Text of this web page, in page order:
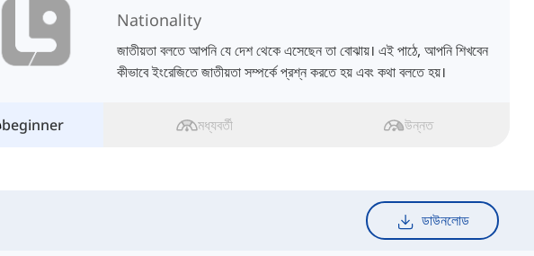
Nationality
জাতীয়তা বলতে আপনি যে দেশ থেকে এসেছেন তা বোঝায়। এই পাঠে, আপনি শিখবেন
কীভাবে ইংরেজিতে জাতীয়তা সম্পর্কে প্রশ্ন করতে হয় এবং কথা বলতে হয়।
beginner মধ্যবর্তী উন্নত
ডাউনলোড